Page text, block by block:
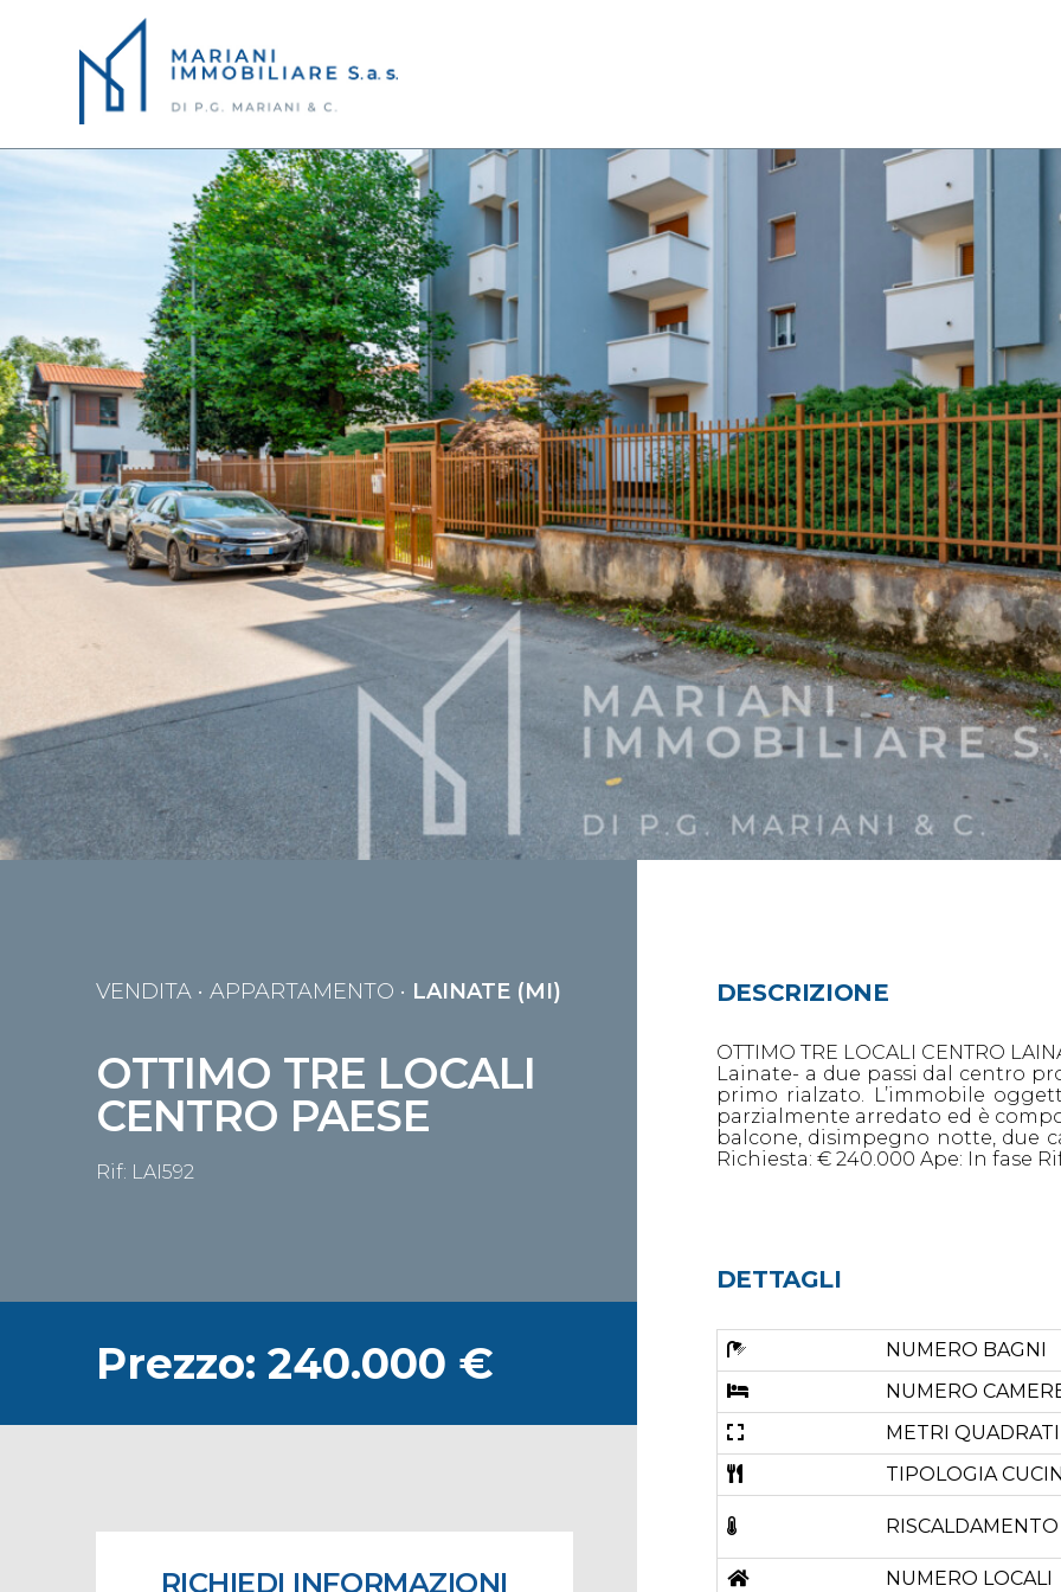
VENDITA• APPARTAMENTO • LAINATE (MI)
OTTIMO TRE LOCALI
CENTRO PAESE
Rif: LAI592
Prezzo: 240.000 €
RICHIEDI INFORMAZIONI
DESCRIZIONE
OTTIMO TRE LOCALI CENTRO
Lainate- a due passi dal centro
primo rialzato. L’immobile
parzialmente arredato ed è
balcone, disimpegno notte, due
Richiesta: € 240.000 Ape: In fase
DETTAGLI
NUMERO BAGNI
NUMERO
METRI QUADRATI
TIPOLOGIA
RISCALDAMENTO
NUMERO LOCALI